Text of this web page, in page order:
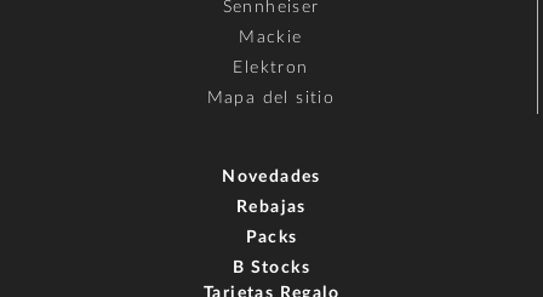
Sennheiser
Mackie
Elektron
Mapa del sitio
Novedades
Rebajas
Packs
B Stocks
Tarjetas Regalo